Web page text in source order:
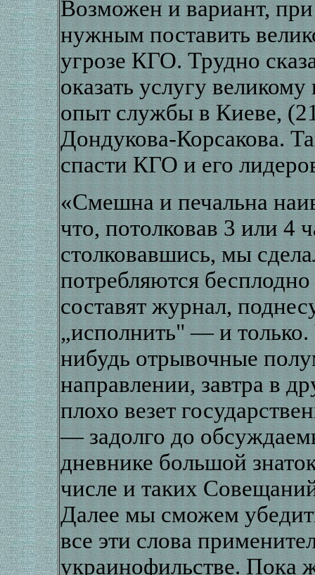
Возможен и вариант,
нужным поставить
угрозе КГО. Трудно
оказать услугу
опыт службы в Киеве,
Дондукова-Корсакова.
спасти КГО и его
«Смешна и печальна
что, потолковав 3 или 4
столковавшись, мы
потребляются
составят журнал,
„исполнить" — и
нибудь отрывочные
направлении, завтра в
плохо везет
— задолго до
дневнике большой
числе и таких
Далее мы сможем
все эти слова
украинофильстве. Пока